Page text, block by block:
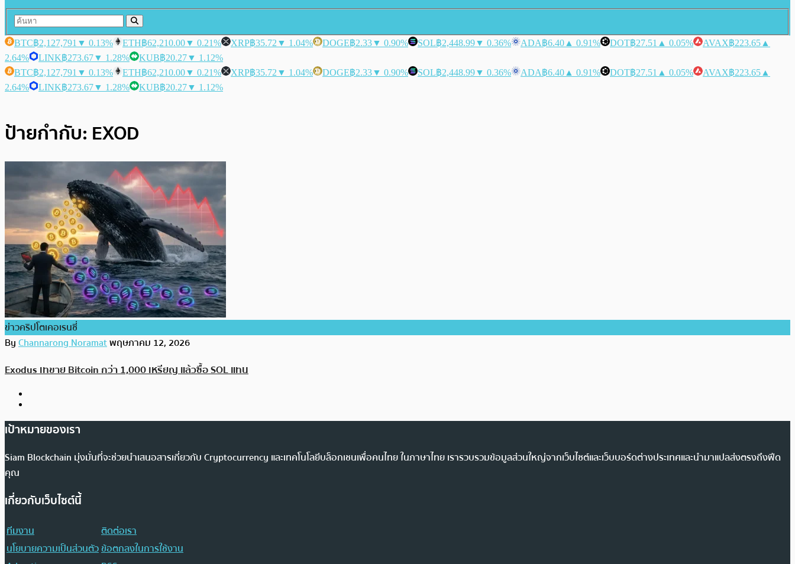
BTC฿2,127,791 ▼ 0.13% ETH฿62,210.00▼ 0.21% XRP฿35.72 ▼ 1.04% DOGE฿2.33▼ 0.90% SOL฿2,448.99▼ 0.36% ADA฿6.40 ▲ 0.91% DOT฿27.51 ▲ 0.05% AVAX฿223.65 ▲
2.64%
LINK฿273.67▼ 1.28% KUB฿20.27▼ 1.12%
BTC฿2,127,791 ▼ 0.13% ETH฿62,210.00▼ 0.21% XRP฿35.72 ▼ 1.04% DOGE฿2.33▼ 0.90% SOL฿2,448.99▼ 0.36% ADA฿6.40 ▲ 0.91% DOT฿27.51 ▲ 0.05% AVAX฿223.65 ▲
2.64%
LINK฿273.67▼ 1.28% KUB฿20.27▼ 1.12%
ป้ายกำกับ: EXOD
ข่าวคริปโตเคอเรนซี่
ByChannarong Noramatพฤษภาคม 12, 2026
Exodus เทขาย Bitcoin กว่า 1,000 เหรียญ แล้วซื้อ SOL แทน
เป้าหมายของเรา
Siam Blockchain มุ่งมั่นที่จะช่วยนำเสนอสารเกี่ยวกับ Cryptocurrency และเทคโนโลยีบล็อกเชนเพื่อคนไทย ในภาษาไทย เรารวบรวมข้อมูลส่วนใหญ่จากเว็บไซต์และเว็บบอร์ดต่างประเทศและนำมาแปลส่งตรงถึงฟีด
คุณ
เกี่ยวกับเว็บไซต์นี้
ทีมงาน
ติดต่อเรา
นโยบายความเป็นส่วนตัวข้อตกลงในการใช้งาน